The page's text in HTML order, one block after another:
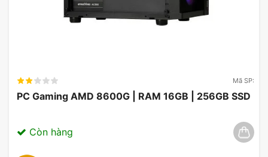
Mã SP:
PC Gaming AMD 8600G | RAM 16GB | 256GB SSD
Còn hàng